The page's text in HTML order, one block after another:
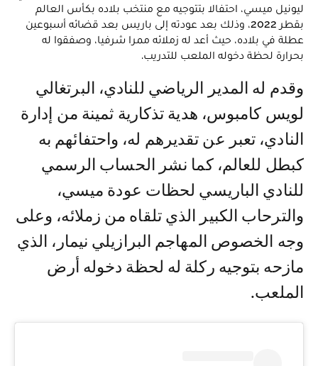
ليونيل ميسي، احتفالا بتتوجيه مع منتخب بلاده بكأس العالم
بقطر 2022، وذلك بعد عودته إلى باريس بعد قضائه أسبوعين
عطلة في بلاده، حيث أعد له زملائه ممرا شرفيا، وصفقوا له
بحرارة لحظة دخوله الملعب للتدريب.
وقدم له المدير الرياضي للنادي، البرتغالي
لويس كامبوس، هدية تذكارية ثمينة من إدارة
النادي، تعبر عن تقديرهم له، واحتفائهم به
كبطل للعالم، كما نشر الحساب الرسمي
للنادي الباريسي لحظات عودة ميسي،
والترحاب الكبير الذي تلقاه من زملائه، وعلى
وجه الخصوص المهاجم البرازيلي نيمار، الذي
مازحه بتوجيه ركلة له لحظة دخوله أرض
الملعب.